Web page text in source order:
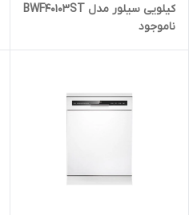
کیلویی سیلور مدل BWF40103ST
ناموجود